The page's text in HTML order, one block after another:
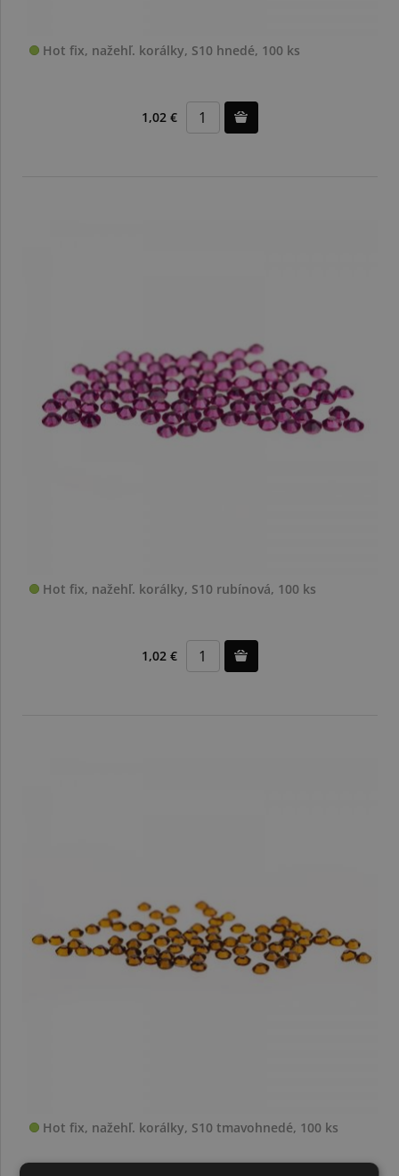
Hot fix, nažehľ. korálky, S10 hnedé, 100 ks
1,02 €
Hot fix, nažehľ. korálky, S10 rubínová, 100 ks
1,02 €
Hot fix, nažehľ. korálky, S10 tmavohnedé, 100 ks